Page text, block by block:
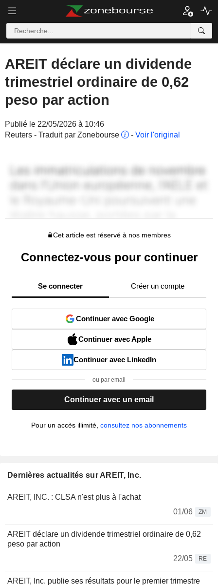
AREIT déclare un dividende
trimestriel ordinaire de 0,62
peso par action
Publié le 22/05/2026 à 10:46
Reuters - Traduit par Zonebourse
- Voir l'original
Cet article est réservé à nos membres
Connectez-vous pour continuer
Se connecter Créer un compte
Continuer avec Google
Continuer avec Apple
Continuer avec LinkedIn
ou par email
Continuer avec un email
Pour un accès illimité, consultez nos abonnements
Dernières actualités sur AREIT, Inc.
AREIT, INC. : CLSA n'est plus à l'achat
01/06
ZM
AREIT déclare un dividende trimestriel ordinaire de 0,62
peso par action
22/05
RE
AREIT, Inc. publie ses résultats pour le premier trimestre